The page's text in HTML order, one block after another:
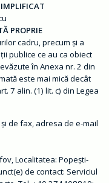
PROPRIE
cadru, precum și a
publice ce au ca obiect
în Anexa nr. 2 din
este mai mică decât
7 alin. (1) lit. c) din Legea
de fax, adresa de e-mail
Localitatea: Popești-
de contact: Serviciul